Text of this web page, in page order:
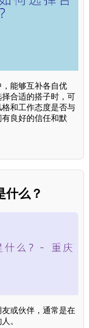
能够互补各自优
合适的搭子时，可
和工作态度是否与
良好的信任和默
什么？
或伙伴，通常是在
。